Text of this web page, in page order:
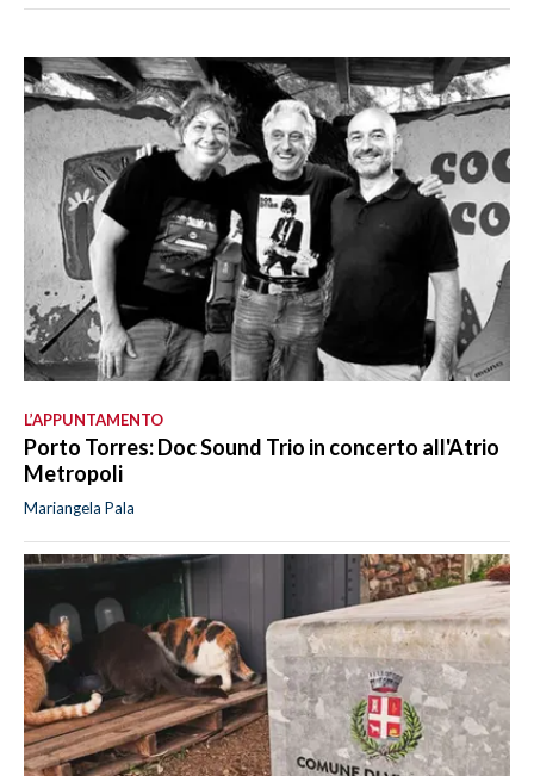
L’APPUNTAMENTO
Porto Torres: Doc Sound Trio in concerto all'Atrio
Metropoli
Mariangela Pala